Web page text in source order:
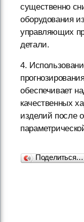
существенно
оборудования
управляющих
детали.
4.
обеспечивает
качественных
изделий после
Поделиться…